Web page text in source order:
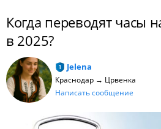
Когда переводят часы
в 2025?
Jelena
Краснодар → Црвенка
Написать сообщение